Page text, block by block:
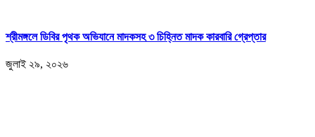
শ্রীমঙ্গলে ডিবির পৃথক অভিযানে মাদকসহ ৩ চিহ্নিত মাদক কারবারি গ্রেপ্তার
জুলাই ২৯, ২০২৬